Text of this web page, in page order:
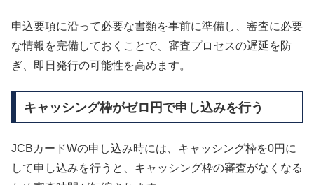
申込要項に沿って必要な書類を事前に準備し、審査に必要
な情報を完備しておくことで、審査プロセスの遅延を防
ぎ、即日発行の可能性を高めます。
キャッシング枠がゼロ円で申し込みを行う
JCBカードWの申し込み時には、キャッシング枠を0円に
して申し込みを行うと、キャッシング枠の審査がなくなる